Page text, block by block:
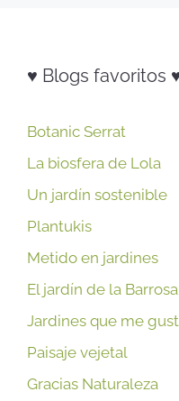
♥ Blogs favoritos
Botanic Serrat
La biosfera de Lola
Un jardín sostenible
Plantukis
Metido en jardines
El jardín de la Barrosa
Jardines que me
Paisaje vejetal
Gracias Naturaleza